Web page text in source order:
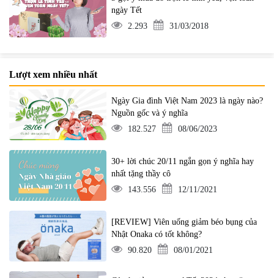
ngày Tết
2.293
31/03/2018
Lượt xem nhiều nhất
Ngày Gia đình Việt Nam 2023 là ngày nào?
Nguồn gốc và ý nghĩa
182.527
08/06/2023
30+ lời chúc 20/11 ngắn gọn ý nghĩa hay
nhất tặng thầy cô
143.556
12/11/2021
[REVIEW] Viên uống giảm béo bụng của
Nhật Onaka có tốt không?
90.820
08/01/2021